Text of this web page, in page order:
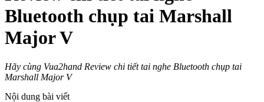
Bluetooth chụp tai Marshall
Major V
Hãy cùng Vua2hand Review chi tiết tai nghe Bluetooth chụp tai
Marshall Major V
Nội dung bài viết